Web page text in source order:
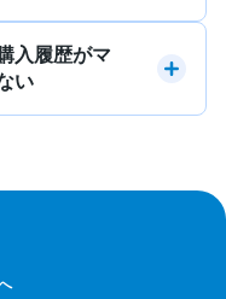
入履歴がマ
い